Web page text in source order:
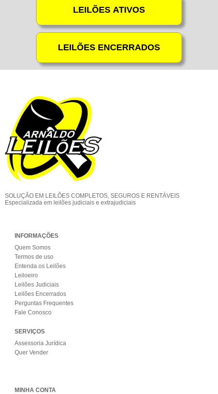
SOLUÇÃO EM LEILÕES COMPLETOS, SEGUROS E RENTÁVEIS
Especializada em leilões judiciais e extrajudiciais
INFORMAÇÕES
Quem Somos
Termos de uso
Entenda os Leilões
Leiloeiro
Leilões Judiciais
Leilões Encerrados
Perguntas Frequentes
Fale Conosco
SERVIÇOS
Assessoria Jurídica
Quer Vender
MINHA CONTA